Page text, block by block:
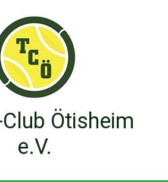
Ötisheim
e.V.